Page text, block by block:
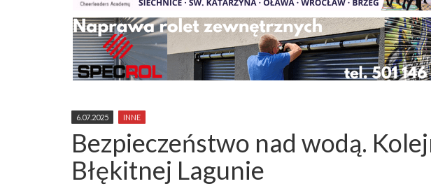
6.07.2025 INNE
Bezpieczeństwo nad wodą.
Błękitnej Lagunie